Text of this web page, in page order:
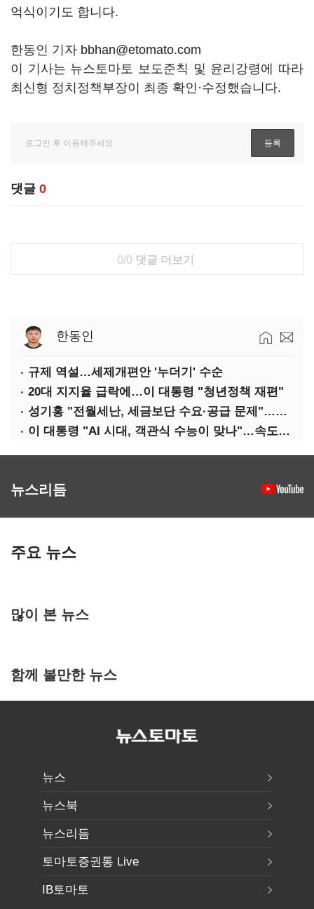
억식이기도 합니다.
한동인 기자 bbhan@etomato.com
이 기사는 뉴스토마토 보도준칙 및 윤리강령에 따라
최신형 정치정책부장이 최종 확인·수정했습니다.
댓글 0
0/0 댓글 더보기
한동인
규제 역설…세제개편안 '누더기' 수순
20대 지지율 급락에…이 대통령 "청년정책 재편"
성기홍 "전월세난, 세금보단 수요·공급 문제"…닥공 시사
이 대통령 "AI 시대, 객관식 수능이 맞나"…속도전 '경계'
뉴스리듬
주요 뉴스
많이 본 뉴스
함께 볼만한 뉴스
뉴스
뉴스북
뉴스리듬
토마토증권통 Live
IB토마토